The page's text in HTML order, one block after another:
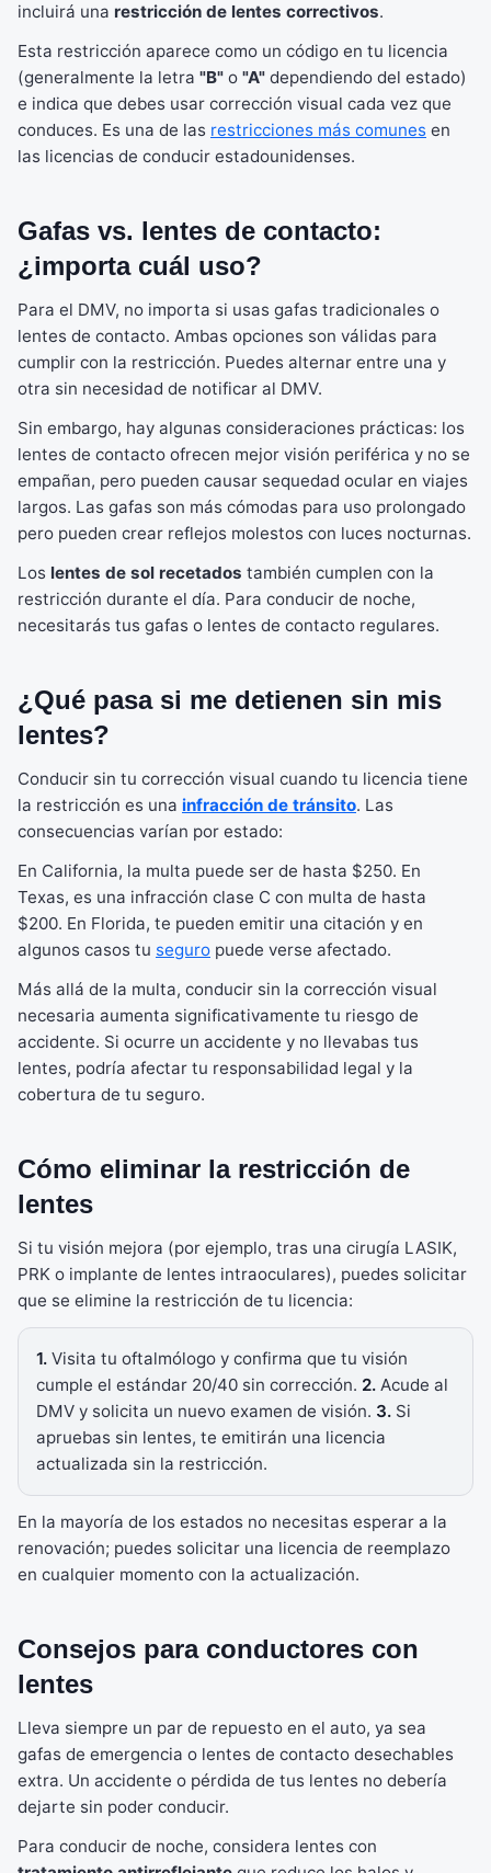
incluirá una restricción de lentes correctivos.
Esta restricción aparece como un código en tu licencia
(generalmente la letra "B" o "A" dependiendo del estado)
e indica que debes usar corrección visual cada vez que
conduces. Es una de las restricciones más comunes en
las licencias de conducir estadounidenses.
Gafas vs. lentes de contacto:
¿importa cuál uso?
Para el DMV, no importa si usas gafas tradicionales o
lentes de contacto. Ambas opciones son válidas para
cumplir con la restricción. Puedes alternar entre una y
otra sin necesidad de notificar al DMV.
Sin embargo, hay algunas consideraciones prácticas: los
lentes de contacto ofrecen mejor visión periférica y no se
empañan, pero pueden causar sequedad ocular en viajes
largos. Las gafas son más cómodas para uso prolongado
pero pueden crear reflejos molestos con luces nocturnas.
Los lentes de sol recetados también cumplen con la
restricción durante el día. Para conducir de noche,
necesitarás tus gafas o lentes de contacto regulares.
¿Qué pasa si me detienen sin mis
lentes?
Conducir sin tu corrección visual cuando tu licencia tiene
la restricción es una infracción de tránsito. Las
consecuencias varían por estado:
En California, la multa puede ser de hasta $250. En
Texas, es una infracción clase C con multa de hasta
$200. En Florida, te pueden emitir una citación y en
algunos casos tu seguro puede verse afectado.
Más allá de la multa, conducir sin la corrección visual
necesaria aumenta significativamente tu riesgo de
accidente. Si ocurre un accidente y no llevabas tus
lentes, podría afectar tu responsabilidad legal y la
cobertura de tu seguro.
Cómo eliminar la restricción de
lentes
Si tu visión mejora (por ejemplo, tras una cirugía LASIK,
PRK o implante de lentes intraoculares), puedes solicitar
que se elimine la restricción de tu licencia:
1. Visita tu oftalmólogo y confirma que tu visión
cumple el estándar 20/40 sin corrección. 2. Acude al
DMV y solicita un nuevo examen de visión. 3. Si
apruebas sin lentes, te emitirán una licencia
actualizada sin la restricción.
En la mayoría de los estados no necesitas esperar a la
renovación; puedes solicitar una licencia de reemplazo
en cualquier momento con la actualización.
Consejos para conductores con
lentes
Lleva siempre un par de repuesto en el auto, ya sea
gafas de emergencia o lentes de contacto desechables
extra. Un accidente o pérdida de tus lentes no debería
dejarte sin poder conducir.
Para conducir de noche, considera lentes con